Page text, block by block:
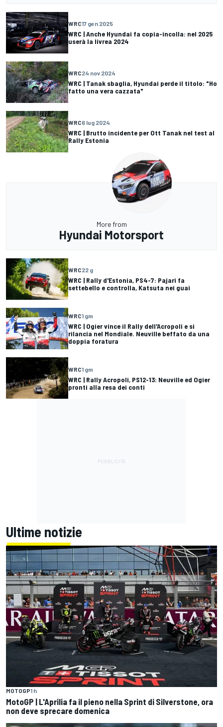
WRC17 gen 2025
WRC | Anche Hyundai fa copia-incolla: nel 2025
userà la livrea 2024
WRC24 nov 2024
WRC | Tanak sbaglia, Hyundai perde il titolo: "Ho
fatto una vera cazzata"
WRC6 lug 2024
WRC | Brutto incidente per Ott Tanak nel test al
Rally Estonia
More from
Hyundai Motorsport
WRC22 g
WRC | Rally d'Estonia, PS4-7: Pajari fa
settebello e controlla, Katsuta nei guai
WRC1 gm
WRC | Ogier vince il Rally dell'Acropoli e si
rilancia nel Mondiale. Neuville beffato da una
doppia foratura
WRC1 gm
WRC | Rally Acropoli, PS12-13: Neuville ed Ogier
pronti alla resa dei conti
Ultime notizie
MOTOGP1 h
MotoGP | L'Aprilia fa il pieno nella Sprint di Silverstone, ora
non deve sprecare domenica